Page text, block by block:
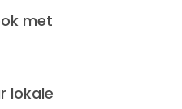
met
lokale